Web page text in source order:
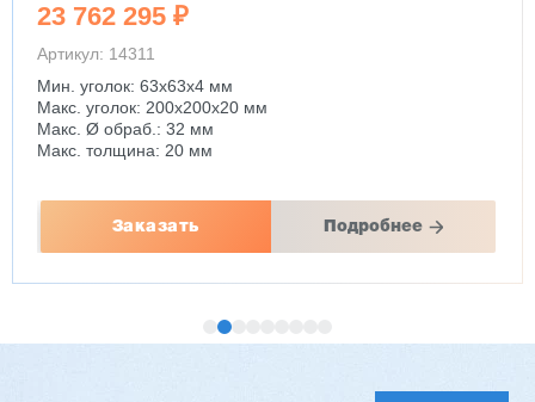
23 762 295 ₽
Артикул: 14311
Мин. уголок: 63x63x4 мм
Макс. уголок: 200x200x20 мм
Макс. Ø обраб.: 32 мм
Макс. толщина: 20 мм
Заказать Подробнее